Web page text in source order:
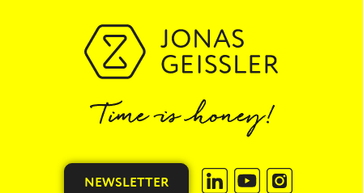
NEWSLETTER